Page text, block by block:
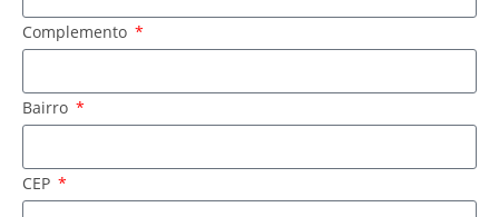
Complemento
Bairro
CEP